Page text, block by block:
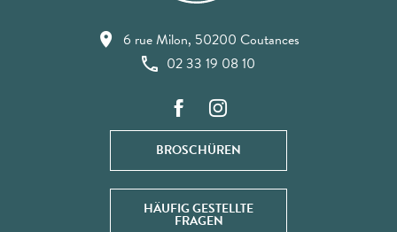
6 rue Milon, 50200 Coutances
02 33 19 08 10
BROSCHÜREN
HÄUFIG GESTELLTE
FRAGEN